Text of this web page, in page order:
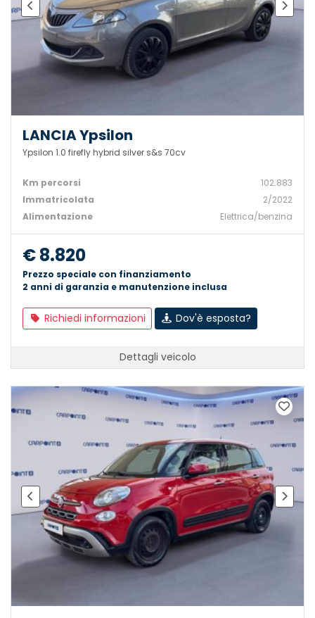
LANCIA Ypsilon
Ypsilon 1.0 firefly hybrid silver s&s 70cv
Km percorsi
102.883
Immatricolata
2/2022
Alimentazione
Elettrica/benzina
€ 8.820
Prezzo speciale con finanziamento
2 anni di garanzia e manutenzione inclusa
Richiedi informazioni Dov'è esposta?
Dettagli veicolo